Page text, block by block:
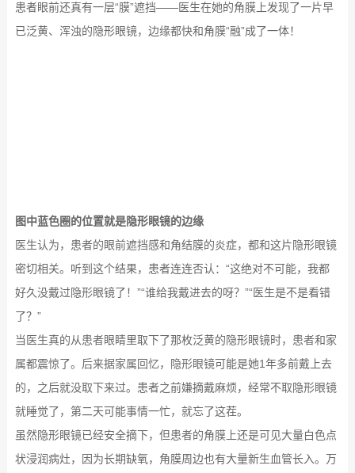
患者眼前还真有一层“膜”遮挡——医生在她的角膜上发现了一片早
已泛黄、浑浊的隐形眼镜，边缘都快和角膜“融”成了一体！
图中蓝色圈的位置就是隐形眼镜的边缘
医生认为，患者的眼前遮挡感和角结膜的炎症，都和这片隐形眼镜
密切相关。听到这个结果，患者连连否认：“这绝对不可能，我都
好久没戴过隐形眼镜了！”“谁给我戴进去的呀？”“医生是不是看错
了？”
当医生真的从患者眼睛里取下了那枚泛黄的隐形眼镜时，患者和家
属都震惊了。后来据家属回忆，隐形眼镜可能是她1年多前戴上去
的，之后就没取下来过。患者之前嫌摘戴麻烦，经常不取隐形眼镜
就睡觉了，第二天可能事情一忙，就忘了这茬。
虽然隐形眼镜已经安全摘下，但患者的角膜上还是可见大量白色点
状浸润病灶，因为长期缺氧，角膜周边也有大量新生血管长入。万